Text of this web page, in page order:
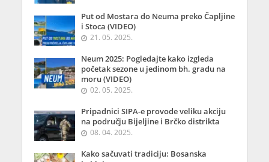
Put od Mostara do Neuma preko Čapljine
i Stoca (VIDEO)
21. 05. 2025.
Neum 2025: Pogledajte kako izgleda
početak sezone u jedinom bh. gradu na
moru (VIDEO)
02. 05. 2025.
Pripadnici SIPA-e provode veliku akciju
na području Bijeljine i Brčko distrikta
08. 04. 2025.
Kako sačuvati tradiciju: Bosanska